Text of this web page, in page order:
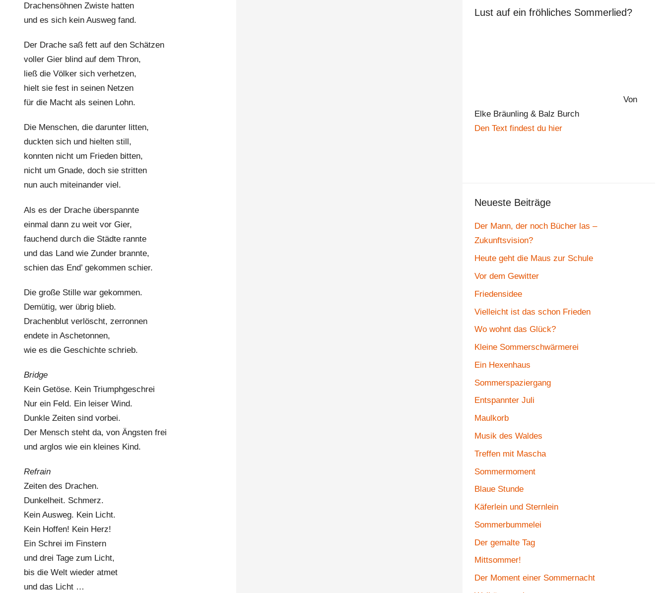
Drachensöhnen Zwiste hatten
und es sich kein Ausweg fand.
Der Drache saß fett auf den Schätzen
voller Gier blind auf dem Thron,
ließ die Völker sich verhetzen,
hielt sie fest in seinen Netzen
für die Macht als seinen Lohn.
Die Menschen, die darunter litten,
duckten sich und hielten still,
konnten nicht um Frieden bitten,
nicht um Gnade, doch sie stritten
nun auch miteinander viel.
Als es der Drache überspannte
einmal dann zu weit vor Gier,
fauchend durch die Städte rannte
und das Land wie Zunder brannte,
schien das End’ gekommen schier.
Die große Stille war gekommen.
Demütig, wer übrig blieb.
Drachenblut verlöscht, zerronnen
endete in Aschetonnen,
wie es die Geschichte schrieb.
Bridge
Kein Getöse. Kein Triumphgeschrei
Nur ein Feld. Ein leiser Wind.
Dunkle Zeiten sind vorbei.
Der Mensch steht da, von Ängsten frei
und arglos wie ein kleines Kind.
Refrain
Zeiten des Drachen.
Dunkelheit. Schmerz.
Kein Ausweg. Kein Licht.
Kein Hoffen! Kein Herz!
Ein Schrei im Finstern
und drei Tage zum Licht,
bis die Welt wieder atmet
und das Licht …
Lust auf ein fröhliches Sommerlied?
Von
Elke Bräunling & Balz Burch
Den Text findest du hier
Neueste Beiträge
Der Mann, der noch Bücher las –
Zukunftsvision?
Heute geht die Maus zur Schule
Vor dem Gewitter
Friedensidee
Vielleicht ist das schon Frieden
Wo wohnt das Glück?
Kleine Sommerschwärmerei
Ein Hexenhaus
Sommerspaziergang
Entspannter Juli
Maulkorb
Musik des Waldes
Treffen mit Mascha
Sommermoment
Blaue Stunde
Käferlein und Sternlein
Sommerbummelei
Der gemalte Tag
Mittsommer!
Der Moment einer Sommernacht